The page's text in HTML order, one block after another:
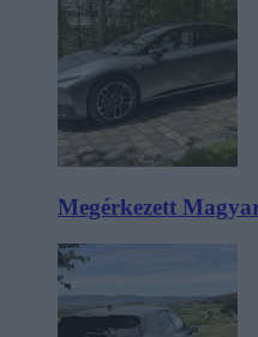
Megérkezett